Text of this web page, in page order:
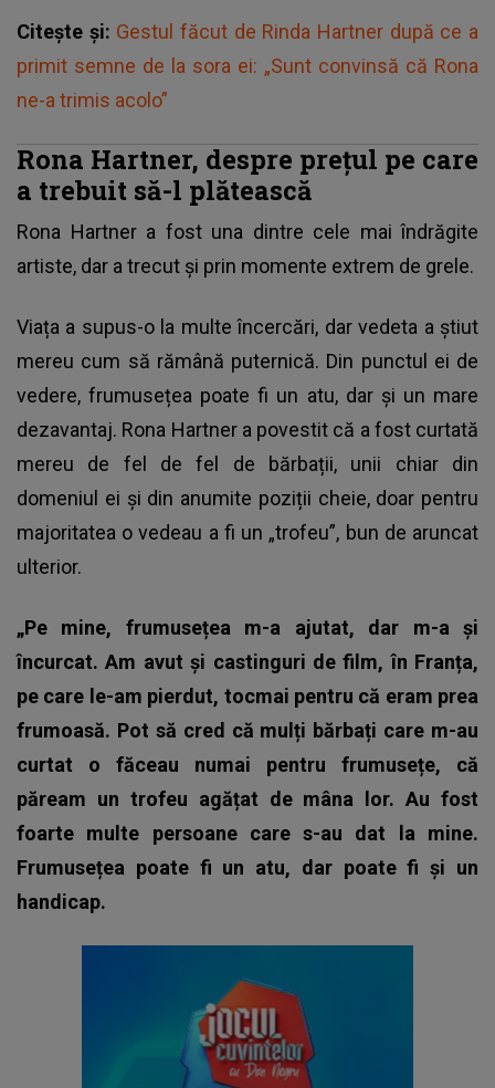
Citește și: Gestul făcut de Rinda Hartner după ce a
primit semne de la sora ei: „Sunt convinsă că Rona
ne-a trimis acolo”
Rona Hartner, despre prețul pe care
a trebuit să-l plătească
Rona Hartnera fost una dintre cele mai îndrăgite
artiste, dar a trecut și prin momente extrem de grele.
Viața a supus-o la multe încercări, dar vedeta a știut
mereu cum să rămână puternică. Din punctul ei de
vedere, frumusețea poate fi un atu, dar și un mare
dezavantaj. Rona Hartner a povestit că a fost curtată
mereu de fel de fel de bărbații, unii chiar din
domeniul ei și din anumite poziții cheie, doar pentru
majoritatea o vedeau a fi un „trofeu”, bun de aruncat
ulterior.
„Pe mine, frumusețea m-a ajutat, dar m-a și
încurcat. Am avut și castinguri de film, în Franța,
pe care le-am pierdut, tocmai pentru că eram prea
frumoasă. Pot să cred că mulți bărbați care m-au
curtat o făceau numai pentru frumusețe, că
păream un trofeu agățat de mâna lor. Au fost
foarte multe persoane care s-au dat la mine.
Frumusețea poate fi un atu, dar poate fi și un
handicap.